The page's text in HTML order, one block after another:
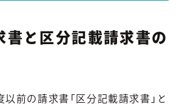
書と区分記載請求書の
前の請求書「区分記載請求書」と